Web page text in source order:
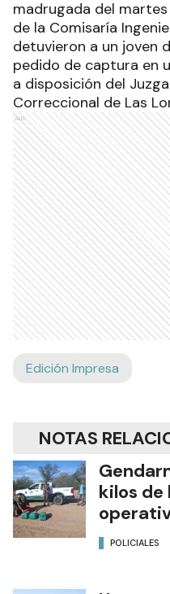
madrugada del
de la Comisaría
detuvieron a un joven
pedido de captura en
a disposición del
Correccional de Las
Ads
Edición Impresa
NOTAS
kilos de
POLICIALES